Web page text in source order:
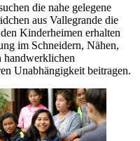
die nahe gelegene
aus Vallegrande die
Kinderheimen erhalten
im Schneidern, Nähen,
handwerklichen
Unabhängigkeit beitragen.